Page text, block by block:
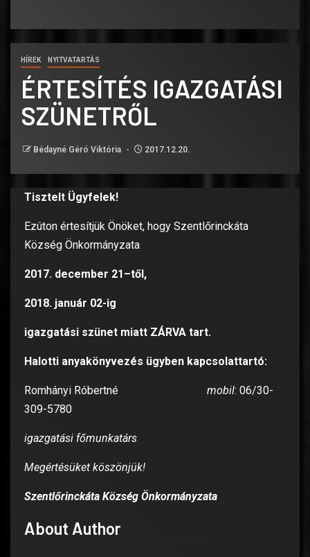
HÍREK NYITVATARTÁS
ÉRTESÍTÉS IGAZGATÁSI
SZÜNETRŐL
Bédayné Géró Viktória 2017.12.20.
Tisztelt Ügyfelek!
Ezúton értesítjük Önöket, hogy Szentlőrinckáta
Község Önkormányzata
2017. december 21–től,
2018. január 02-ig
igazgatási szünet miatt ZÁRVA tart.
Halotti anyakönyvezés ügyben kapcsolattartó:
Romhányi Róbertné mobil: 06/30-
309-5780
igazgatási főmunkatárs
Megértésüket köszönjük!
Szentlőrinckáta Község Önkormányzata
About Author